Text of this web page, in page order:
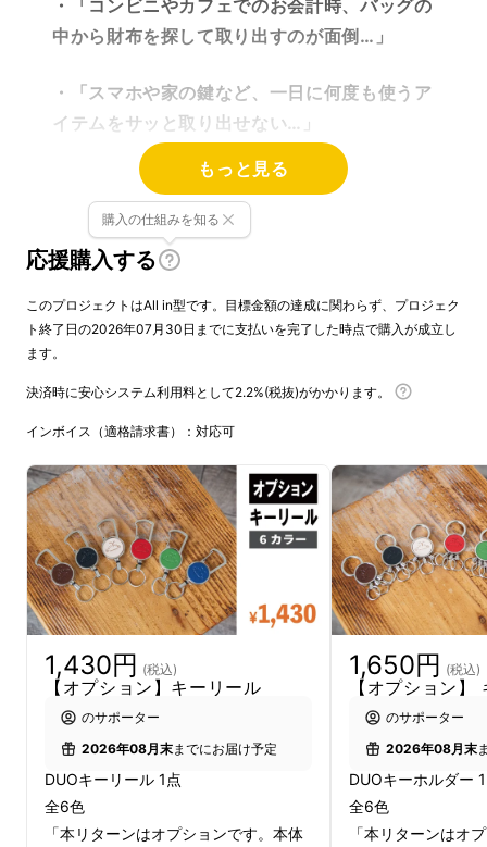
・「コンビニやカフェでのお会計時、バッグの
中から財布を探して取り出すのが面倒…」
・「スマホや家の鍵など、一日に何度も使うア
イテムをサッと取り出せない…」
・「自転車に乗る時と、街を歩く時で、バッグ
の持ち方やフィット感を変えたいけれど、しっ
くりこない…」
・コンパクトすぎる（ペットボトルが入らな
い…）
もっと見る
応援購入する
購入の仕組みを知る
このプロジェクトはAll in型です。目標金額の達成に関わらず、プロジェク
ト終了日の2026年07月30日までに支払いを完了した時点で購入が成立し
ます。
決済時に安心システム利用料として2.2%(税抜)がかかります。
インボイス（適格請求書）：対応可
1,430円 (税込)
【オプション】キーリール
のサポーター
2026年08月末までにお届け予定
DUOキーリール 1点
全6色
「本リターンはオプションです。本体
1,650円 (税込)
【オプション
のサポーター
2026年08月末
DUOキーホルダー
全6色
「本リターンはオ